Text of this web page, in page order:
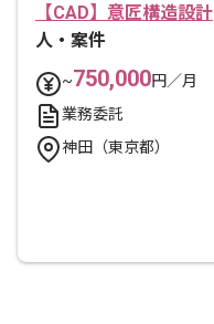
【CAD】意匠構造設計
人・案件
~750,000円／月
業務委託
神田（東京都）